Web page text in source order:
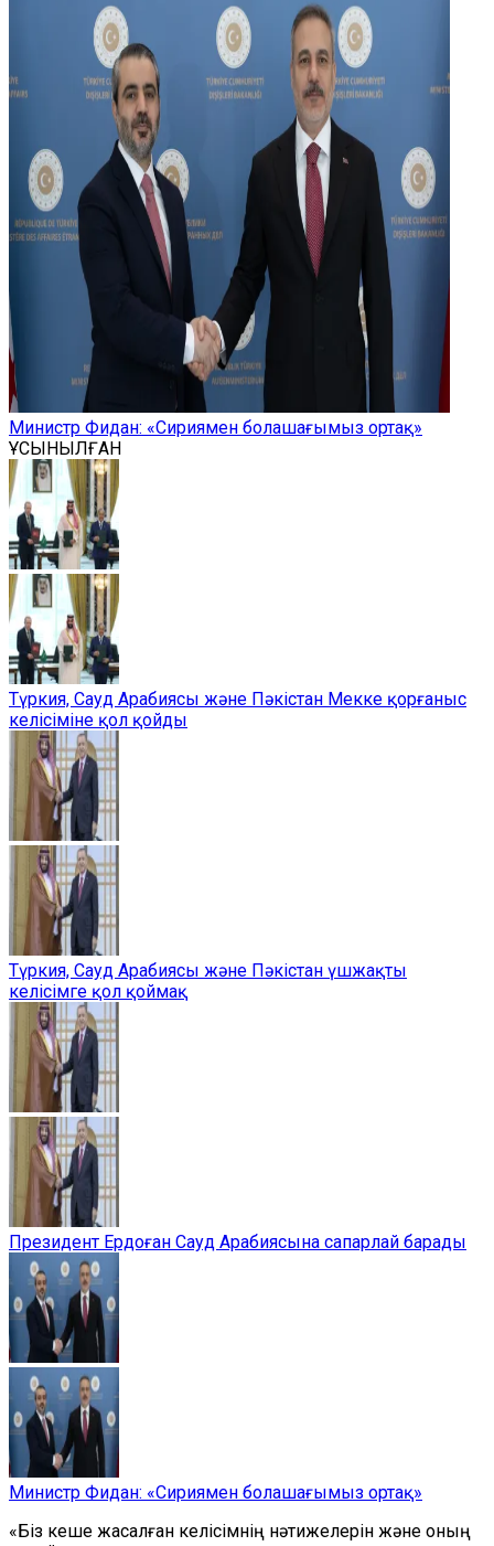
Министр Фидан: «Сириямен болашағымыз ортақ»
ҰСЫНЫЛҒАН
Түркия, Сауд Арабиясы және Пәкістан Мекке қорғаныс
келісіміне қол қойды
Түркия, Сауд Арабиясы және Пәкістан үшжақты
келісімге қол қоймақ
Президент Ердоған Сауд Арабиясына сапарлай барады
Министр Фидан: «Сириямен болашағымыз ортақ»
«Біз кеше жасалған келісімнің нәтижелерін және оның